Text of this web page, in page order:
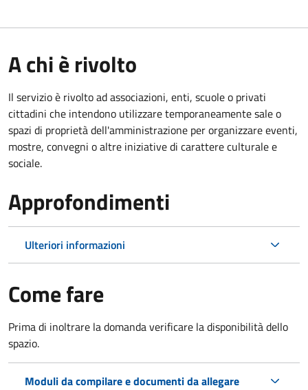
A chi è rivolto
Il servizio è rivolto ad associazioni, enti, scuole o privati
cittadini che intendono utilizzare temporaneamente sale o
spazi di proprietà dell'amministrazione per organizzare eventi,
mostre, convegni o altre iniziative di carattere culturale e
sociale.
Approfondimenti
Ulteriori informazioni
Come fare
Prima di inoltrare la domanda verificare la disponibilità dello
spazio.
Moduli da compilare e documenti da allegare